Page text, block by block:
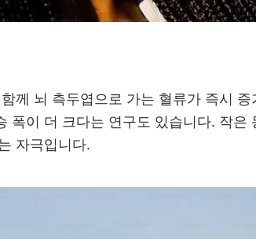
께 뇌 측두엽으로 가는 혈류가 즉시 증
폭이 더 크다는 연구도 있습니다. 작은
자극입니다.